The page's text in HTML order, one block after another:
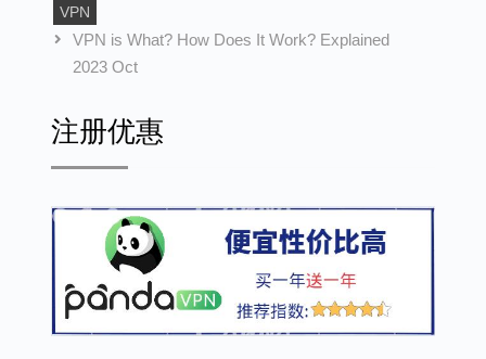
VPN
VPN is What? How Does It Work? Explained
2023 Oct
注册优惠